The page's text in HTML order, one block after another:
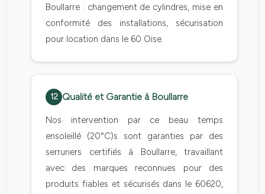
Boullarre : changement de cylindres, mise en
conformité des installations, sécurisation
pour location dans le 60 Oise.
12 Qualité et Garantie à Boullarre
Nos intervention par ce beau temps
ensoleillé (20°C)s sont garanties par des
serruriers certifiés à Boullarre, travaillant
avec des marques reconnues pour des
produits fiables et sécurisés dans le 60620,